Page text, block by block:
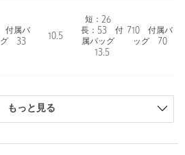
など、通勤・通学で持ち歩くアイテム
ができるサイズ感。
ナー付きの収納も完備しているので、
安心感があります。
付属バ
グ 33
10.5
短：26
長：53 付
属バッグ
13.5
710 付属バ
ッグ 70
もっと見る